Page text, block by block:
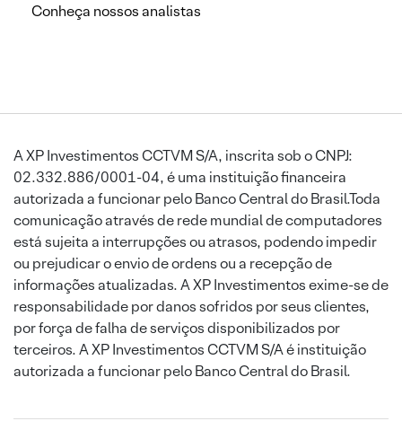
Conheça nossos analistas
A XP Investimentos CCTVM S/A, inscrita sob o CNPJ:
02.332.886/0001-04, é uma instituição financeira
autorizada a funcionar pelo Banco Central do Brasil.Toda
comunicação através de rede mundial de computadores
está sujeita a interrupções ou atrasos, podendo impedir
ou prejudicar o envio de ordens ou a recepção de
informações atualizadas. A XP Investimentos exime-se de
responsabilidade por danos sofridos por seus clientes,
por força de falha de serviços disponibilizados por
terceiros. A XP Investimentos CCTVM S/A é instituição
autorizada a funcionar pelo Banco Central do Brasil.